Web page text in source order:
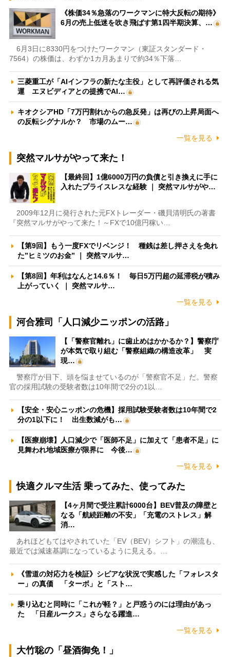
《株価34％急落のワークマンに特大反転の期待》
6月の売上低迷を吹き飛ばす第1四半期決算、…
6月3日に8330円をつけたワークマン（東証スタンダード・
7564）の株価は、わずか1カ月あまりで約34％下落…
三菱重工が「AIインフラの新たな主役」として再評価される気
運 エヌビディアとの提携でAI…
キオクシアHD「7万円割れからの急反発」は再びの上昇局面へ
の反転シグナルか？ 市場のムー…
一覧を見る
突然マルサがやって来た！
【最終回】1億6000万円の負債と引き換えに手に
入れたプライスレスな経験 ｜ 突然マルサがや…
2009年12月に発行された元FXトレーダー・磯貝清明氏の著書
『突然マルサがやって来た！～FXで10億円稼い…
【第9回】もう一度FXでリベンジ！ 種銭は差し押さえを免れ
た”ヒミツのお金” ｜ 突然マルサ…
【第8回】年利はなんと14.6％！ 毎日5万円超の延滞税が積み
上がっていく ｜ 突然マルサ…
一覧を見る
河合雅司「人口減少ニッポンの活路」
【「警察官離れ」に歯止めはかかるか？】警察庁
が本気で取り組む「警察組織の構造改革」 実
現…
警察庁が目下、頭を悩ませているのが「警察官不足」だ。警察
官の採用試験の受験者数は10年間で2分の1以…
【安全・安心ニッポンの危機】採用試験受験者数は10年間で2
分の1以下に！ 出生数減がも…
【医療崩壊】人口減少で「医師不足」に加えて「患者不足」に
見舞われ地域医療が限界に 今後…
一覧を見る
快適クルマ生活 乗ってみた、使ってみた
【4ヶ月間で受注累計6000台】BEV普及の障壁と
なる「航続距離の不安」「充電のストレス」解
消…
あれほどもてはやされていた「EV（BEV）シフト」の潮流も、
最近では減速基調になっているように見える。…
《雪道の対応力を検証》シビアな状況で実感した「フォレスタ
ー」の真価 「ターボ」と「スト…
乗り込むと同時に「これが軽？」と戸惑うのには理由があっ
た 「日産ルークス」さらなる躍進…
一覧を見る
大竹聡の「昼酒御免！」